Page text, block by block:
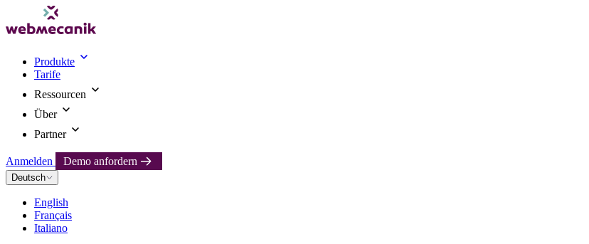
Produkte
Tarife
Ressourcen
Über
Partner
Anmelden Demo anfordern
Deutsch
English
Français
Italiano